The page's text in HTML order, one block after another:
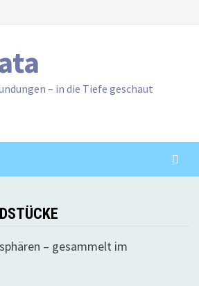
– in die Tiefe geschaut
– gesammelt im